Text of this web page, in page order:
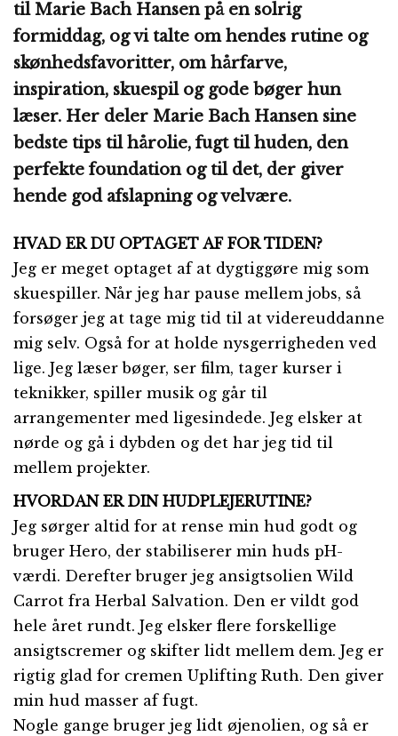
til Marie Bach Hansen på en solrig
formiddag, og vi talte om hendes rutine og
skønhedsfavoritter, om hårfarve,
inspiration, skuespil og gode bøger hun
læser. Her deler Marie Bach Hansen sine
bedste tips til hårolie, fugt til huden, den
perfekte foundation og til det, der giver
hende god afslapning og velvære.
HVAD ER DU OPTAGET AF FOR TIDEN?
Jeg er meget optaget af at dygtiggøre mig som
skuespiller. Når jeg har pause mellem jobs, så
forsøger jeg at tage mig tid til at videreuddanne
mig selv. Også for at holde nysgerrigheden ved
lige. Jeg læser bøger, ser film, tager kurser i
teknikker, spiller musik og går til
arrangementer med ligesindede. Jeg elsker at
nørde og gå i dybden og det har jeg tid til
mellem projekter.
HVORDAN ER DIN HUDPLEJERUTINE?
Jeg sørger altid for at rense min hud godt og
bruger Hero, der stabiliserer min huds pH-
værdi. Derefter bruger jeg ansigtsolien Wild
Carrot fra Herbal Salvation. Den er vildt god
hele året rundt. Jeg elsker flere forskellige
ansigtscremer og skifter lidt mellem dem. Jeg er
rigtig glad for cremen Uplifting Ruth. Den giver
min hud masser af fugt.
Nogle gange bruger jeg lidt øjenolien, og så er